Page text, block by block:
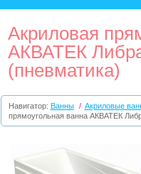
Акриловая
АКВАТЕК
(пневматика)
Навигатор: Ванны / Акриловые
прямоугольная ванна АКВАТЕК